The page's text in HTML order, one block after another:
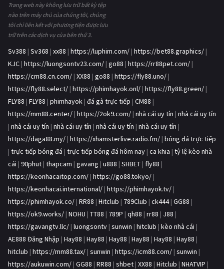
Trang web này không lưu trữ bất kỳ tệp
nào trên máy chủ của chúng tôi, chúng
tôi chỉ liên kết với phương tiện được lưu
trữ trên các dịch vụ của bên thứ 3.
Sv388 | Sv368 | xx88 | https://luphim.com/ | https://bet88.graphics/ |
KJC | https://luongsontv23.com/ | go88 | https://rr88pet.com/ |
https://cm88.cn.com/ | XX88 | go88 | https://fly88.uno/ |
https://fly88.select/ | https://phimhayok.onl/ | https://fly88.green/ |
FLY88 | FLY88 | phimhayok | đá gà trực tiếp | CM88 |
https://mm88.center/ | https://2ok9.com/ | nhà cái uy tín | nhà cái uy tín
| nhà cái uy tín | nhà cái uy tín | nhà cái uy tín | nhà cái uy tín |
https://daga88.my/ | https://xhamsterlive.radio.fm/ | bóng đá trực tiếp
| trực tiếp bóng đá | trực tiếp bóng đá hôm nay | ca khia | tỷ lệ kèo nhà
cái | 90phut | thapcam | gavang | u888 | SHBET | fly88 |
https://keonhacaitop.com/ | https://go88.tokyo/ |
https://keonhacai.international/ | https://phimhayok.tv/ |
https://phimhayok.co/ | RR88 | Hitclub | 789Club | ck444| GG88 |
https://ok9.works/ | NOHU | TT88 | 789P | qh88 | rr88 | J88 |
https://gavangtv.llc/ | luongsontv | sunwin | hitclub | kèo nhà cái |
AE888 Đăng Nhập | Hay88 | Hay88 | Hay88 | Hay88 | Hay88 | Hay88 |
hitclub | https://mm88.tax/ | sunwin | https://icm88.com/ | sunwin |
https://aukuwin.com/ | GG88 | RR88 | shbet | XX88 | Hitclub | NHATVIP |